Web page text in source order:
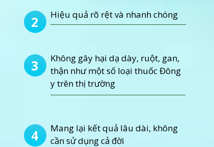
2 Hiệu quả rõ rệt và nhanh chóng
3
Không gây hại dạ dày, ruột, gan,
thận như một số loại thuốc Đông
y trên thị trường
4
Mang lại kết quả lâu dài, không
cần sử dụng cả đời